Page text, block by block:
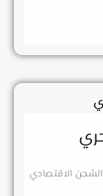
الاقتصادي